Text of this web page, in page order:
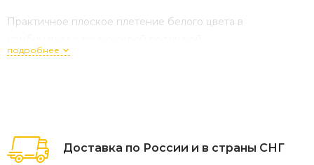
Практичное плоское плетение белого цвета в
подробнее
Доставка по России и в страны СНГ